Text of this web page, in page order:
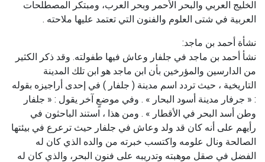
الخليج العربي والبحر الأحمر وبحر العرب، ومبتكر المصطلحات
العربية في شتى العلوم والفنون التي تعتمد عليها ملاحته .
نشأة أحمد بن ماجد:
نشأ أحمد بن ماجد في جلفار وعاش فيها طفولته. وقد ذكر الكثير
من الدارسين والمؤرخين بأن ابن ماجد هو ابن تلك المدينة
التاريخية ، حيث تردد اسم مدينة ( جلفار ) في إحدى أراجيزه بقوله
: « جرفار مدينة أسود البحار » . وفي موضعٍ آخر يقول : « جلفار
وطن أسد البحر في الأقطار » . ومن هذا ، استند الباحثون في
رأيهم على أنه كان قد ولد وعاش في جلفار حيث ترعرع في بيئتها
الصالحة ونال علومه واكتسب خبرته من والده الذي كان له
الفضل في صقل موهبته وتدريبه على فنون البحر، والذي كان له